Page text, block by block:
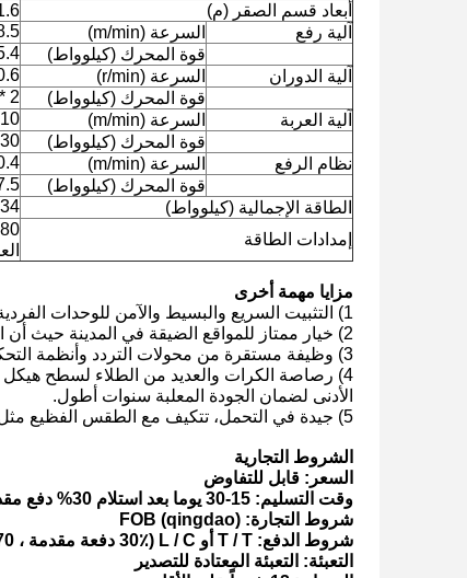
أبعاد قسم الصقر (م)
1.6×1.6×3، فولاذ زاوية
آلية رفع
السرعة (m/min)
4.25
قوة المحرك (كيلوواط)
آلية الدوران
السرعة (r/min)
قوة المحرك (كيلوواط)
2 * 3.7
آلية العربة
السرعة (m/min)
10
قوة المحرك (كيلوواط)
30
نظام الرفع
السرعة (m/min)
قوة المحرك (كيلوواط)
الطاقة الإجمالية (كيلوواط)
34
إمدادات الطاقة
مزايا مهمة أخرى
1) التثبيت السريع والبسيط والآمن للوحدات الفردية الصغيرة والخفيفة.
2) خيار ممتاز للمواقع الضيقة في المدينة حيث أن النوع العامل للجيب/بوم هو النوع المزعج.
3) وظيفة مستقرة من محولات التردد وأنظمة التحكم الكهربائية الأخرى للميكانيزم الرئيسي، وسهلة ومريحة إصلاح الذات والصيانة للعملاء.
4) رصاصة الكرات والعديد من الطلاء لسطح هيكل
الأدنى لضمان الجودة المعلبة سنوات أطول.
5) جيدة في التحمل، تتكيف مع الطقس الفظيع مثل ارتفاع من درجة الحرارة المنخفضة، الأمطار الحمضية والإعصار.
الشروط التجارية
السعر: قابل للتفاوض
وقت التسليم: 15-30 يوما بعد استلام 30% دفع مقدم
شروط التجارة: FOB (qingdao)
شروط الدفع: T / T أو L / C (30٪ دفعة مقدمة ، 70٪ قبل الشحن)
التعبئة: التعبئة المعتادة للتصدير